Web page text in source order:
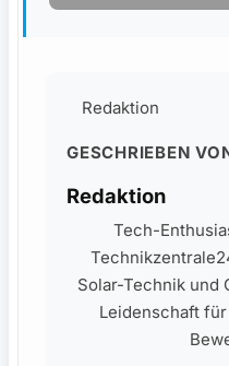
Redaktion
GESCHRIEBEN
Redaktion
Tech-
Solar-Technik und
Leidenschaft